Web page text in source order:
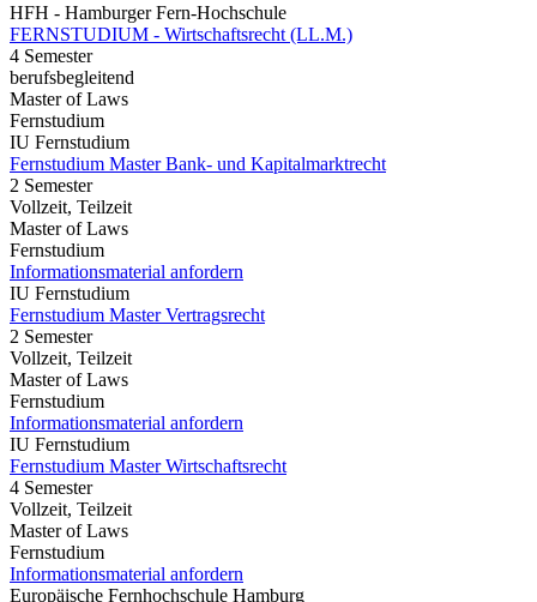
HFH - Hamburger Fern-Hochschule
FERNSTUDIUM - Wirtschaftsrecht (LL.M.)
4 Semester
berufsbegleitend
Master of Laws
Fernstudium
IU Fernstudium
Fernstudium Master Bank- und Kapitalmarktrecht
2 Semester
Vollzeit, Teilzeit
Master of Laws
Fernstudium
Informationsmaterial anfordern
IU Fernstudium
Fernstudium Master Vertragsrecht
2 Semester
Vollzeit, Teilzeit
Master of Laws
Fernstudium
Informationsmaterial anfordern
IU Fernstudium
Fernstudium Master Wirtschaftsrecht
4 Semester
Vollzeit, Teilzeit
Master of Laws
Fernstudium
Informationsmaterial anfordern
Europäische Fernhochschule Hamburg